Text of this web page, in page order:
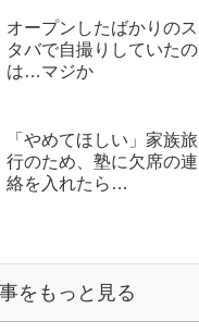
オープンしたばかりのス
タバで自撮りしていたの
は…マジか
「やめてほしい」家族旅
行のため、塾に欠席の連
絡を入れたら…
をもっと見る